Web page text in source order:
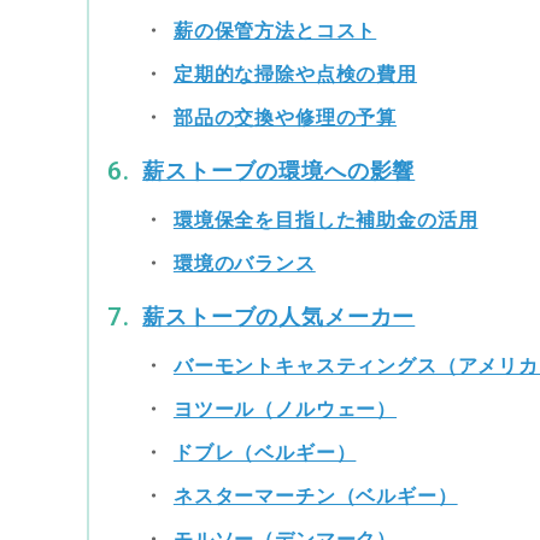
薪の保管方法とコスト
定期的な掃除や点検の費用
部品の交換や修理の予算
薪ストーブの環境への影響
環境保全を目指した補助金の活用
環境のバランス
薪ストーブの人気メーカー
バーモントキャスティングス（アメリ
ヨツール（ノルウェー）
ドブレ（ベルギー）
ネスターマーチン（ベルギー）